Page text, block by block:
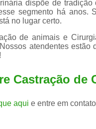
dispõe de
segmento há anos.
no lugar certo.
de animais e
atendentes
Castração
aqui e entre em